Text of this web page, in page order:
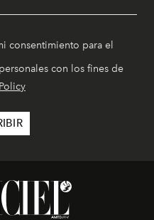
consentimiento para el
con los fines de